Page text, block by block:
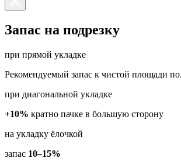
Запас на подрезку
при прямой укладке
Рекомендуемый запас к чистой площади
при диагональной укладке
+10% кратно пачке в большую сторону
на укладку ёлочкой
запас 10–15%